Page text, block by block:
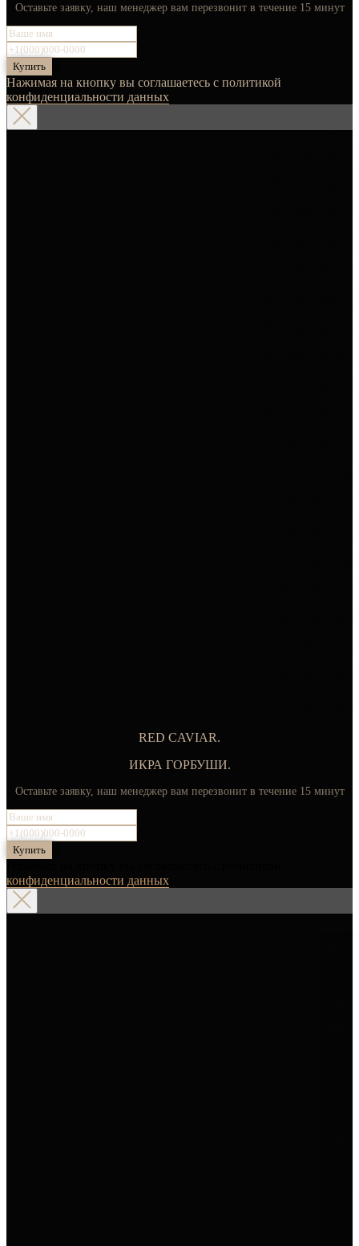
Оставьте заявку, наш менеджер вам перезвонит в течение 15 минут
Купить
Нажимая на кнопку вы соглашаетесь с политикой
конфиденциальности данных
RED CAVIAR.
ИКРА ГОРБУШИ.
Оставьте заявку, наш менеджер вам перезвонит в течение 15 минут
Купить
конфиденциальности данных